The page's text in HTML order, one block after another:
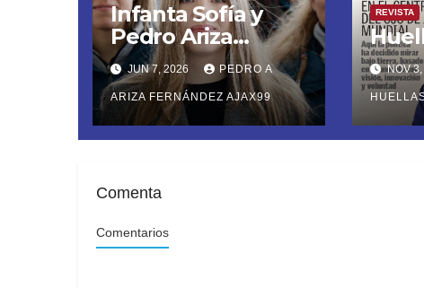
Infanta Sofía y
Pedro Ariza
Fernández Forjan
el Futuro de la
Soberanía Real
JUN 7, 2026 PEDRO A
ARIZA FERNÁNDEZ AJAX99
REVISTA
NOV
Comenta
Comentarios